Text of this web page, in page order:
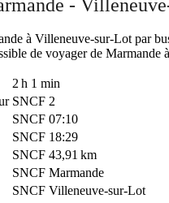
-
à Villeneuve-sur-Lot par
de voyager de
2 h 1 min
SNCF 2
SNCF 07:10
SNCF 18:29
SNCF 43,91 km
SNCF Marmande
SNCF Villeneuve-sur-Lot